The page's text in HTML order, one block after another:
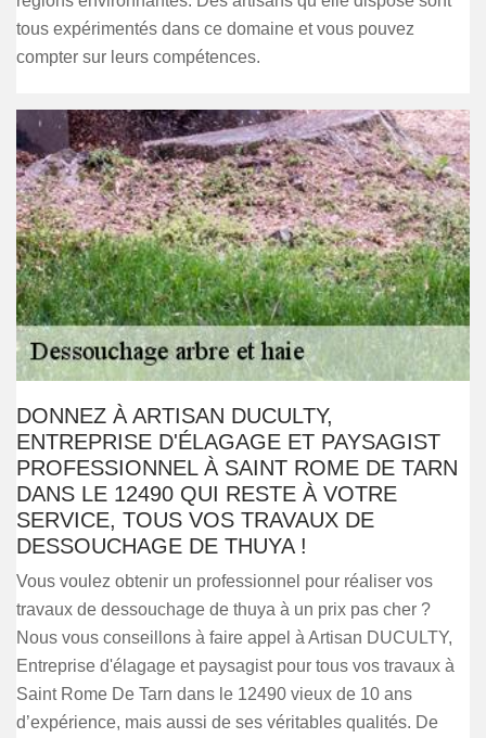
tous expérimentés dans ce domaine et vous pouvez
compter sur leurs compétences.
DONNEZ À ARTISAN DUCULTY,
ENTREPRISE D'ÉLAGAGE ET PAYSAGIST
PROFESSIONNEL À SAINT ROME DE TARN
DANS LE 12490 QUI RESTE À VOTRE
SERVICE, TOUS VOS TRAVAUX DE
DESSOUCHAGE DE THUYA !
Vous voulez obtenir un professionnel pour réaliser vos
travaux de dessouchage de thuya à un prix pas cher ?
Nous vous conseillons à faire appel à Artisan DUCULTY,
Entreprise d'élagage et paysagist pour tous vos travaux à
Saint Rome De Tarn dans le 12490 vieux de 10 ans
d’expérience, mais aussi de ses véritables qualités. De